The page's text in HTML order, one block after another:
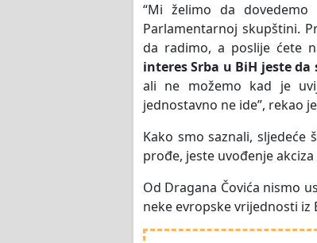
“Mi želimo da
Parlamentarnoj skupštini.
da radimo, a poslije ćete
interes Srba u BiH jeste da
ali ne možemo kad je
jednostavno ne ide”, rekao
Kako smo saznali,
prođe, jeste uvođenje
Od Dragana Čovića nismo
neke evropske vrijednosti iz